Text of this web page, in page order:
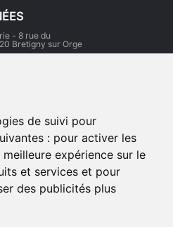
de suivi pour
: pour activer les
expérience sur le
et services et pour
des publicités plus
- 8 rue du
Bretigny sur Orge